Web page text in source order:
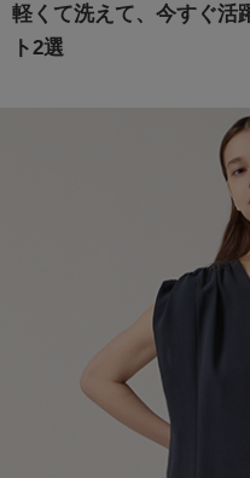
軽くて洗えて、今すぐ活
ト2選